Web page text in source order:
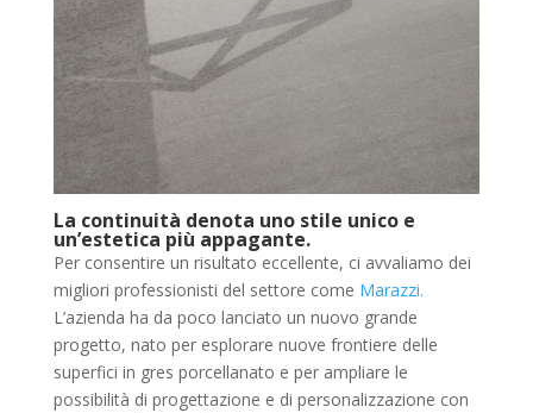
La continuità denota uno stile unico e
un’estetica più appagante.
Per consentire un risultato eccellente, ci avvaliamo dei
migliori professionisti del settore come Marazzi.
L’azienda ha da poco lanciato un nuovo grande
progetto, nato per esplorare nuove frontiere delle
superfici in gres porcellanato e per ampliare le
possibilità di progettazione e di personalizzazione con